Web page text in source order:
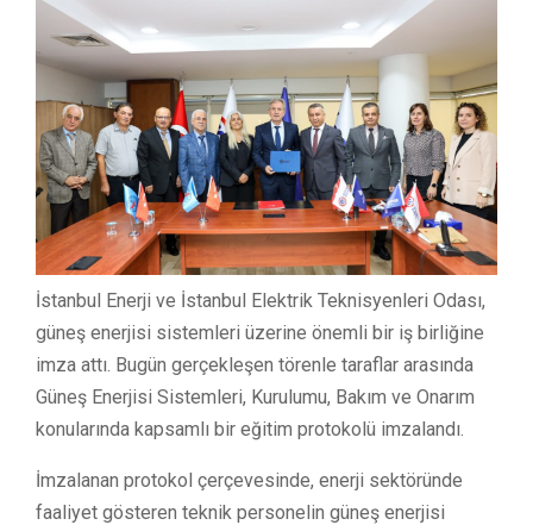
İstanbul Enerji ve İstanbul Elektrik Teknisyenleri Odası,
güneş enerjisi sistemleri üzerine önemli bir iş birliğine
imza attı. Bugün gerçekleşen törenle taraflar arasında
Güneş Enerjisi Sistemleri, Kurulumu, Bakım ve Onarım
konularında kapsamlı bir eğitim protokolü imzalandı.
İmzalanan protokol çerçevesinde, enerji sektöründe
faaliyet gösteren teknik personelin güneş enerjisi